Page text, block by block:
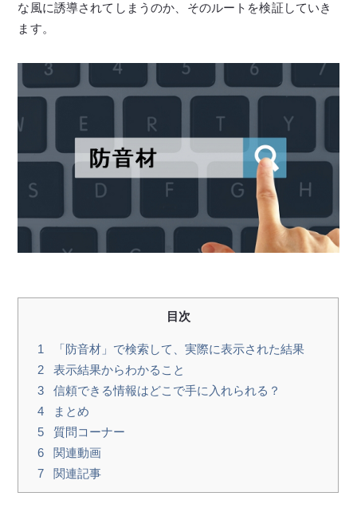
な風に誘導されてしまうのか、そのルートを検証していき
ます。
目次
1
「防音材」で検索して、実際に表示された結果
2
表示結果からわかること
3
信頼できる情報はどこで手に入れられる？
4
まとめ
5
質問コーナー
6
関連動画
7
関連記事